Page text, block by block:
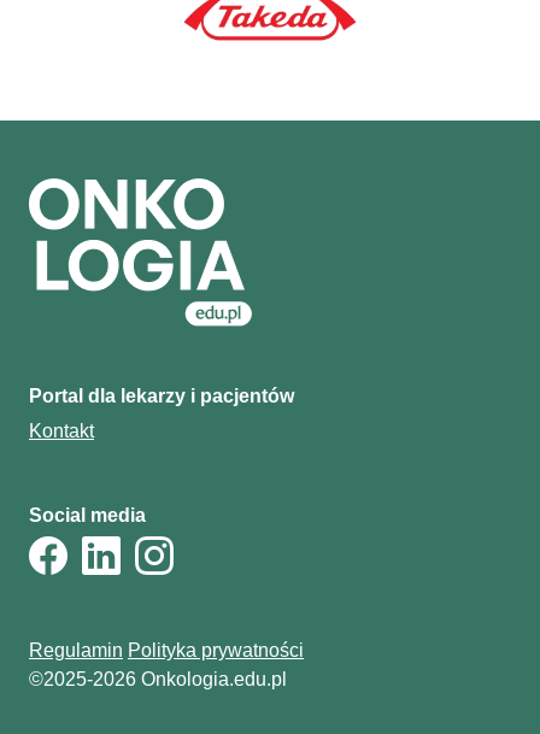
Portal dla lekarzy i pacjentów
Kontakt
Social media
Regulamin Polityka prywatności
©2025-2026 Onkologia.edu.pl